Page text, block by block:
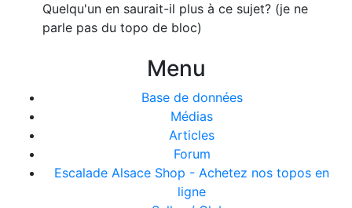
Quelqu'un en saurait-il plus à ce sujet? (je ne
parle pas du topo de bloc)
Menu
Base de données
Médias
Articles
Forum
Escalade Alsace Shop - Achetez nos topos en
ligne